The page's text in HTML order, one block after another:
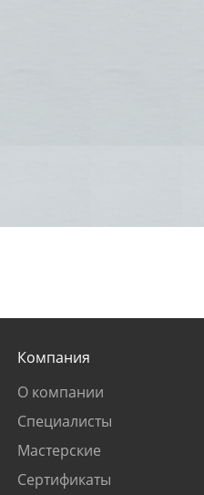
Компания
О компании
Специалисты
Мастерские
Сертификаты